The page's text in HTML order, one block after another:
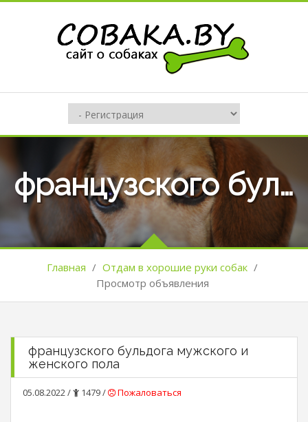
французского бульдога мужского и женского пола
Главная / Отдам в хорошие руки собак /
Просмотр объявления
французского бульдога мужского и
женского пола
05.08.2022 / 1479 / Пожаловаться